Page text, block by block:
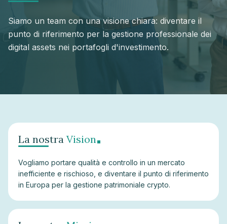
Siamo un team con una visione chiara: diventare il
punto di riferimento per la gestione professionale dei
digital assets nei portafogli d'investimento.
La nostra Vision .
Vogliamo portare qualità e controllo in un mercato
inefficiente e rischioso, e diventare il punto di riferimento
in Europa per la gestione patrimoniale crypto.